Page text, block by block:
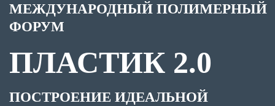
МЕЖДУНАРОДНЫЙ ПОЛИМЕРНЫЙ
ФОРУМ
ПЛАСТИК 2.0
ПОСТРОЕНИЕ ИДЕАЛЬНОЙ